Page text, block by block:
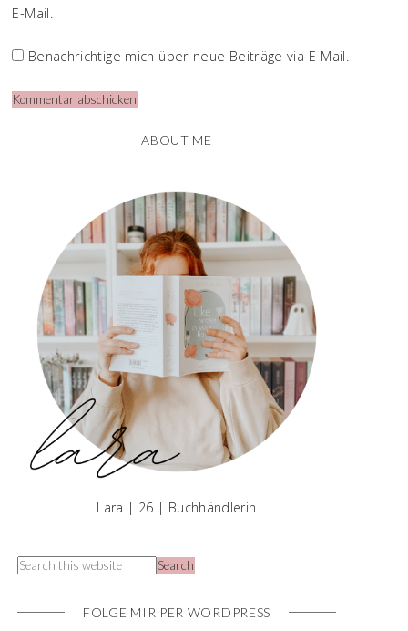
E-Mail.
Benachrichtige mich über neue Beiträge via E-Mail.
ABOUT ME
Lara | 26 | Buchhändlerin
FOLGE MIR PER WORDPRESS